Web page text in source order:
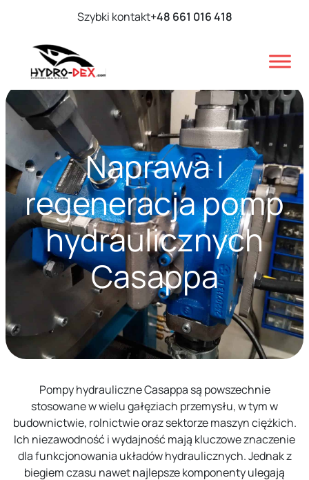
Szybki kontakt+48 661 016 418
Naprawa i
regeneracja pomp
hydraulicznych
Casappa
Pompy hydrauliczne Casappa są powszechnie
stosowane w wielu gałęziach przemysłu, w tym w
budownictwie, rolnictwie oraz sektorze maszyn ciężkich.
Ich niezawodność i wydajność mają kluczowe znaczenie
dla funkcjonowania układów hydraulicznych. Jednak z
biegiem czasu nawet najlepsze komponenty ulegają